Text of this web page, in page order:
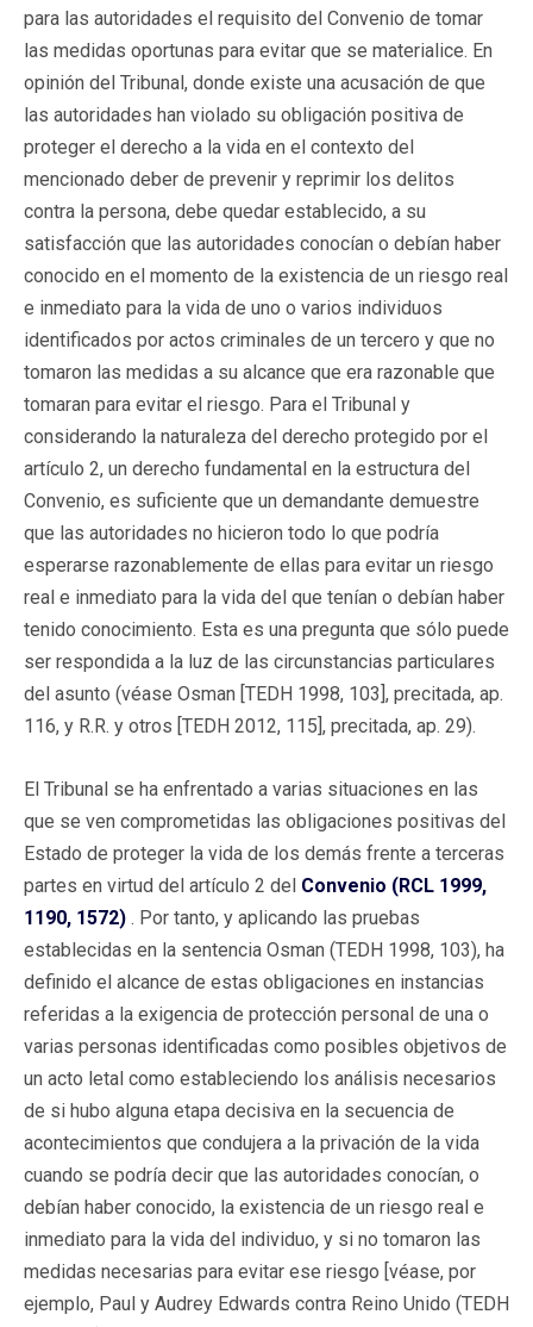
para las autoridades el requisito del Convenio de tomar
las medidas oportunas para evitar que se materialice. En
opinión del Tribunal, donde existe una acusación de que
las autoridades han violado su obligación positiva de
proteger el derecho a la vida en el contexto del
mencionado deber de prevenir y reprimir los delitos
contra la persona, debe quedar establecido, a su
satisfacción que las autoridades conocían o debían haber
conocido en el momento de la existencia de un riesgo real
e inmediato para la vida de uno o varios individuos
identificados por actos criminales de un tercero y que no
tomaron las medidas a su alcance que era razonable que
tomaran para evitar el riesgo. Para el Tribunal y
considerando la naturaleza del derecho protegido por el
artículo 2, un derecho fundamental en la estructura del
Convenio, es suficiente que un demandante demuestre
que las autoridades no hicieron todo lo que podría
esperarse razonablemente de ellas para evitar un riesgo
real e inmediato para la vida del que tenían o debían haber
tenido conocimiento. Esta es una pregunta que sólo puede
ser respondida a la luz de las circunstancias particulares
del asunto (véase Osman [TEDH 1998, 103], precitada, ap.
116, y R.R. y otros [TEDH 2012, 115], precitada, ap. 29).
El Tribunal se ha enfrentado a varias situaciones en las
que se ven comprometidas las obligaciones positivas del
Estado de proteger la vida de los demás frente a terceras
partes en virtud del artículo 2 del Convenio (RCL 1999,
1190, 1572) . Por tanto, y aplicando las pruebas
establecidas en la sentencia Osman (TEDH 1998, 103), ha
definido el alcance de estas obligaciones en instancias
referidas a la exigencia de protección personal de una o
varias personas identificadas como posibles objetivos de
un acto letal como estableciendo los análisis necesarios
de si hubo alguna etapa decisiva en la secuencia de
acontecimientos que condujera a la privación de la vida
cuando se podría decir que las autoridades conocían, o
debían haber conocido, la existencia de un riesgo real e
inmediato para la vida del individuo, y si no tomaron las
medidas necesarias para evitar ese riesgo [véase, por
ejemplo, Paul y Audrey Edwards contra Reino Unido (TEDH